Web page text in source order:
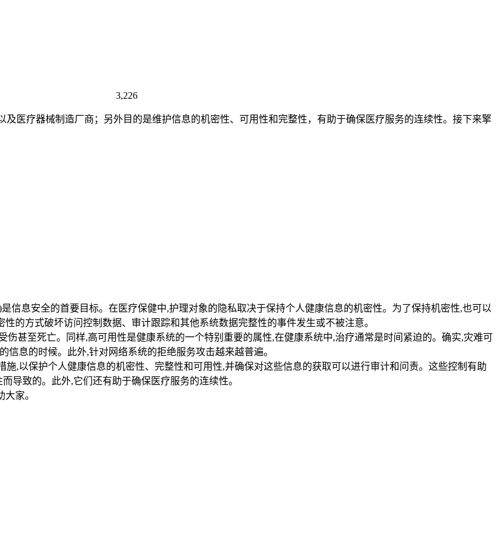
3,226
医疗器械制造厂商；另外目的是维护信息的机密性、可用性和完整性，有助于确保医疗服务的连续性。接下来擎
信息安全的首要目标。在医疗保健中,护理对象的隐私取决于保持个人健康信息的机密性。为了保持机密性,也可以
的方式破坏访问控制数据、审计跟踪和其他系统数据完整性的事件发生或不被注意。
甚至死亡。同样,高可用性是健康系统的一个特别重要的属性,在健康系统中,治疗通常是时间紧迫的。确实,灾难可
息的时候。此外,针对网络系统的拒绝服务攻击越来越普遍。
,以保护个人健康信息的机密性、完整性和可用性,并确保对这些信息的获取可以进行审计和问责。这些控制有助
导致的。此外,它们还有助于确保医疗服务的连续性。
家。